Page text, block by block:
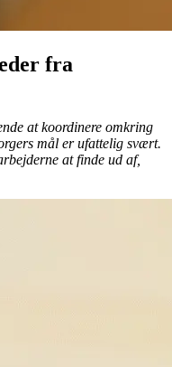
fra
at koordinere omkring
mål er ufattelig svært.
at finde ud af,